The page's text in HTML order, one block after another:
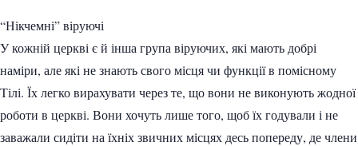
“Нікчемні” віруючі
У кожній церкві є й інша група віруючих, які мають добрі
наміри, але які не знають свого місця чи функції в помісному
Тілі. Їх легко вирахувати через те, що вони не виконують жодної
роботи в церкві. Вони хочуть лише того, щоб їх годували і не
заважали сидіти на їхніх звичних місцях десь попереду, де члени